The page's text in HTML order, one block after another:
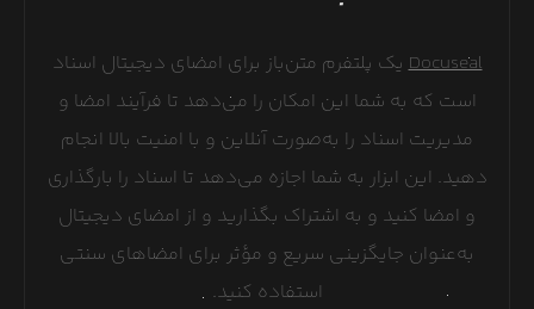
Docusealیک پلتفرم متن‌باز برای امضای دیجیتال اسناد
است که به شما این امکان را می‌دهد تا فرآیند امضا و
مدیریت اسناد را به‌صورت آنلاین و با امنیت بالا انجام
دهید. این ابزار به شما اجازه می‌دهد تا اسناد را بارگذاری
و امضا کنید و به اشتراک بگذارید و از امضای دیجیتال
به‌عنوان جایگزینی سریع و مؤثر برای امضاهای سنتی
استفاده کنید.